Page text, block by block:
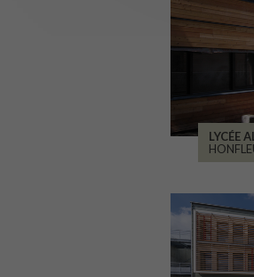
LYCÉE